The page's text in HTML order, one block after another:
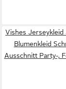
Vishes Jerseykleid
Blumenkleid
Ausschnitt Party-,